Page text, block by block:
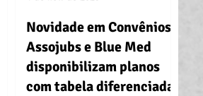
Novidade em Convênios!
Assojubs e Blue Med
disponibilizam planos
com tabela diferenciada,